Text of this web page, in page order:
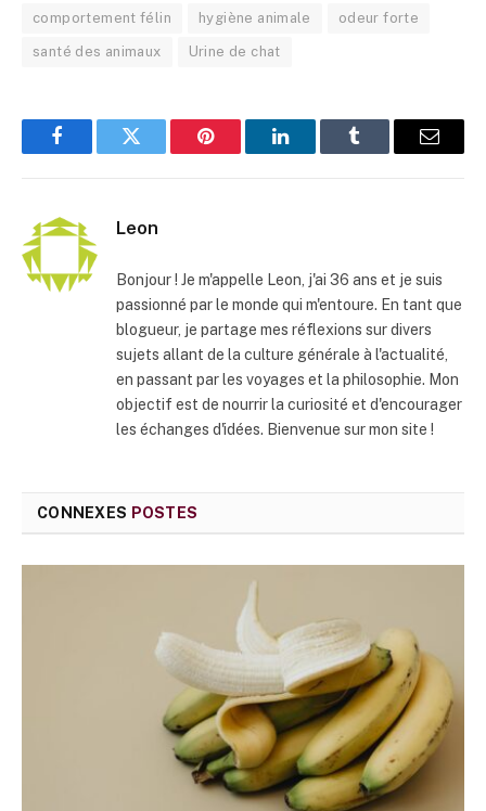
comportement félin hygiène animale odeur forte
santé des animaux Urine de chat
FacebookTwitter Pinterest LinkedInTumblr
E-
Leon
Bonjour ! Je m'appelle Leon, j'ai 36 ans et je suis
passionné par le monde qui m'entoure. En tant que
blogueur, je partage mes réflexions sur divers
sujets allant de la culture générale à l'actualité,
en passant par les voyages et la philosophie. Mon
objectif est de nourrir la curiosité et d'encourager
les échanges d'idées. Bienvenue sur mon site !
CONNEXES POSTES